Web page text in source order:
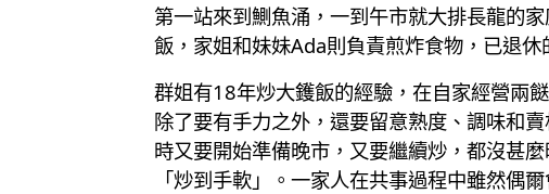
第一站來到鰂魚涌，一到午市就大排長龍的
飯，家姐和妹妹Ada則負責煎炸食物，已退休
群姐有18年炒大鑊飯的經驗，在自家經營兩
除了要有手力之外，還要留意熟度、調味和
時又要開始準備晚市，又要繼續炒，都沒甚
「炒到手軟」。一家人在共事過程中雖然偶